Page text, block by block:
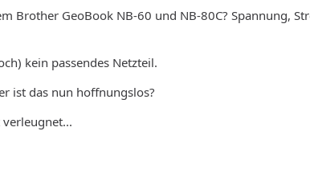
Brother GeoBook NB-60 und NB-80C? Spannung,
kein passendes Netzteil.
ist das nun hoffnungslos?